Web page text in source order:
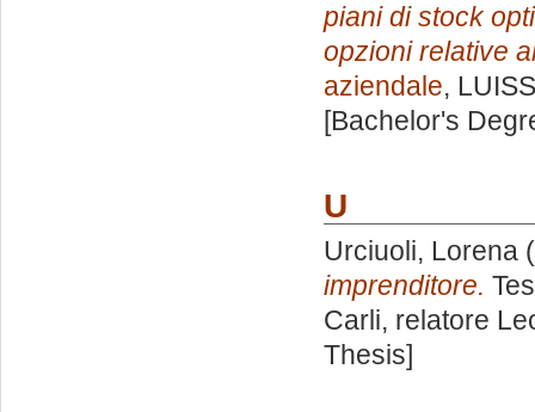
piani di stock
opzioni relative
aziendale,
[Bachelor's
U
Urciuoli, Lorena
imprenditore.
Carli, relatore
Thesis]